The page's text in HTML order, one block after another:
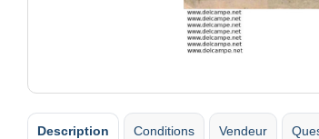
Description Conditions Vendeur